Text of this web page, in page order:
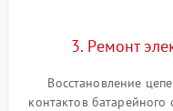
3. Ремонт
Восстановление
контактов